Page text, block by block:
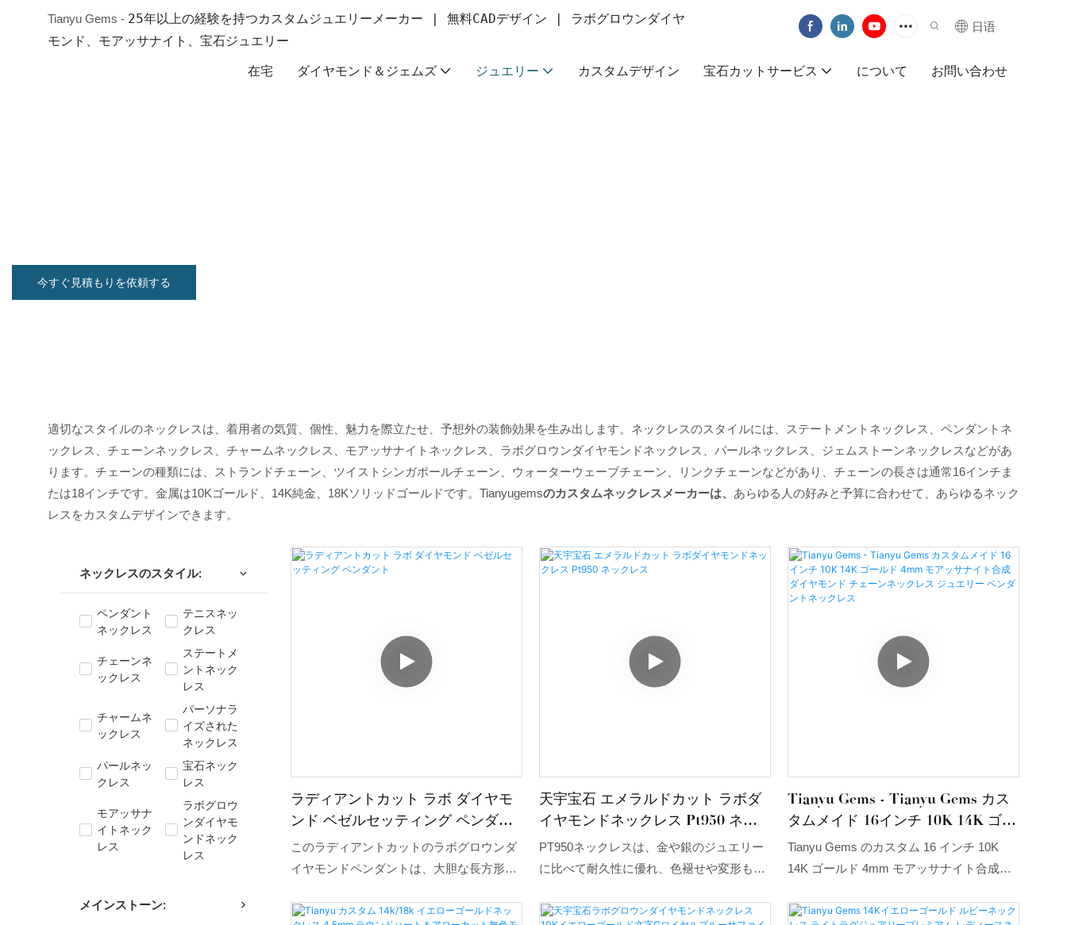
Tianyu Gems - 25年以上の経験を持つカスタムジュエリーメーカー | 無料CADデザイン | ラボグロウンダイヤ
モンド、モアッサナイト、宝石ジュエリー
日语
在宅 ダイヤモンド＆ジェムズ ジュエリー カスタムデザイン 宝石カットサービス について お問い合わせ
今すぐ見積もりを依頼する
適切なスタイルのネックレスは、着用者の気質、個性、魅力を際立たせ、予想外の装飾効果を生み出します。ネックレスのスタイルには、ステートメントネックレス、ペンダントネ
ックレス、チェーンネックレス、チャームネックレス、モアッサナイトネックレス、ラボグロウンダイヤモンドネックレス、パールネックレス、ジェムストーンネックレスなどがあ
ります。チェーンの種類には、ストランドチェーン、ツイストシンガポールチェーン、ウォーターウェーブチェーン、リンクチェーンなどがあり、チェーンの長さは通常16インチま
たは18インチです。金属は10Kゴールド、14K純金、18Kソリッドゴールドです。Tianyugemsのカスタムネックレスメーカーは、 あらゆる人の好みと予算に合わせて、あらゆるネック
レスをカスタムデザインできます。
ネックレスのスタイル:
ペンダント
ネックレス
テニスネッ
クレス
チェーンネ
ックレス
ステートメ
ントネック
レス
チャームネ
ックレス
パーソナラ
イズされた
ネックレス
パールネッ
クレス
宝石ネック
レス
モアッサナ
イトネック
レス
ラボグロウ
ンダイヤモ
ンドネック
レス
メインストーン:
ラディアントカット ラボ ダイヤモ
ンド ベゼルセッティング ペンダン
ト
このラディアントカットのラボグロウンダ
イヤモンドペンダントは、大胆な長方形の
ィングで固定し、最高級のPT950プラチナ
天宇宝石 エメラルドカット ラボダ
イヤモンドネックレス Pt950 ネッ
クレス
PT950ネックレスは、金や銀のジュエリー
に比べて耐久性に優れ、色褪せや変形も起
プルで上品、複雑な装飾は控えめながら
Tianyu Gems - Tianyu Gems カス
タムメイド 16インチ 10K 14K ゴー
ルド 4mm モアッサナイト合成ダイ
ヤモンド チェーンネックレス ジュ
Tianyu Gems のカスタム 16 インチ 10K
14K ゴールド 4mm モアッサナイト合成ダ
ーは、潜在的な市場需要を把握し、技術研